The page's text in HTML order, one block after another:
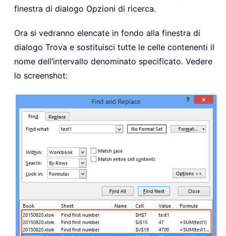
finestra di dialogo Opzioni di ricerca.
Ora si vedranno elencate in fondo alla finestra di
dialogo Trova e sostituisci tutte le celle contenenti il
nome dell’intervallo denominato specificato. Vedere
lo screenshot: